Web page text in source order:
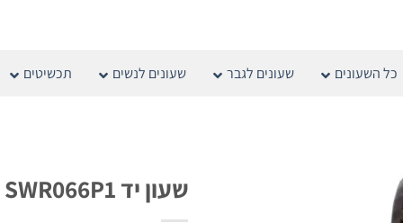
כל השעונים שעונים לגבר שעונים לנשים תכשיטים
שעון יד Seiko SWR066P1